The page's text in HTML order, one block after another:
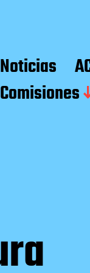
Noticias
Comisiones